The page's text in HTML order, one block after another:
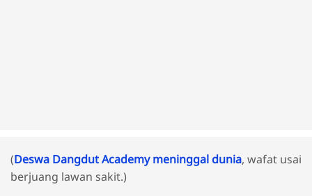
(Deswa Dangdut Academy meninggal dunia, wafat usai
berjuang lawan sakit.)